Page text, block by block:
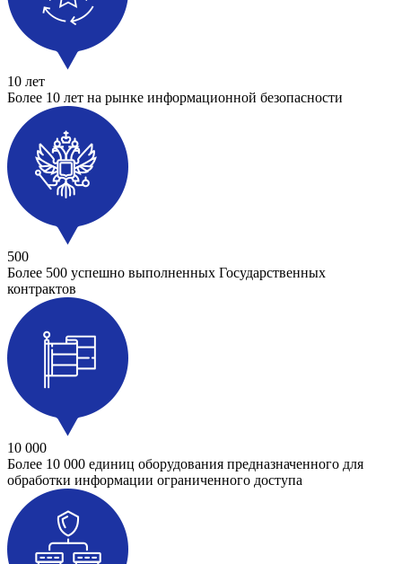
10 лет
Более 10 лет на рынке информационной безопасности
500
Более 500 успешно выполненных Государственных
контрактов
10 000
Более 10 000 единиц оборудования предназначенного для
обработки информации ограниченного доступа